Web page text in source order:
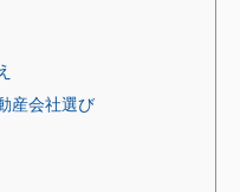
産会社選び